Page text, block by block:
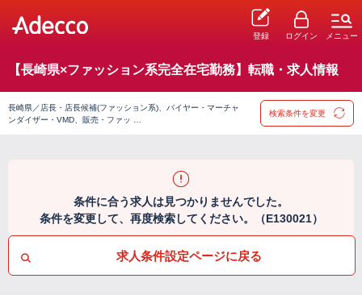
登録 ログイン メニュー
【長崎県×ファッション系完全在宅勤務】転職・求人情報
長崎県／店長・店長候補(ファッション系)、バイヤー・マーチャ
ンダイザー・VMD、販売・ファッ …
検索条件を変更
条件に合う求人は見つかりませんでした。
条件を変更して、再度検索してください。（E130021）
求人条件設定ページに戻る